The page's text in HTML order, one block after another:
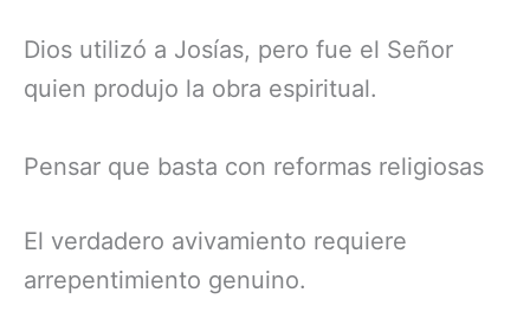
Dios utilizó a Josías, pero fue el Señor
quien produjo la obra espiritual.
Pensar que basta con reformas religiosas
El verdadero avivamiento requiere
arrepentimiento genuino.